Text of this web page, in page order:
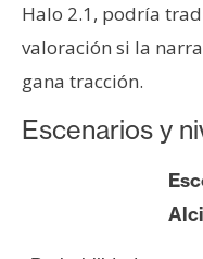
Halo 2.1, podría
valoración si la
gana tracción.
Escenarios y